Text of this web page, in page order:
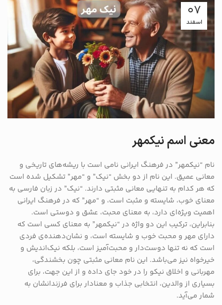
07
اسفند
معنی اسم نیکمهر
نام “نیکمهر” در فرهنگ ایرانی نامی است با ریشه‌های تاریخی و
معانی عمیق. این نام از دو بخش “نیک” و “مهر” تشکیل شده است
که هر کدام به تنهایی معانی مثبتی دارند. “نیک” در زبان فارسی به
معنای خوب، شایسته و مثبت است، و “مهر” که در فرهنگ ایرانی
اهمیت ویژه‌ای دارد، به معنای محبت، عشق و دوستی است.
بنابراین، ترکیب این دو واژه در “نیکمهر” به معنای کسی است که
دارای مهر و محبت خوب و شایسته است، و نشان‌دهنده‌ی فردی
است که نه تنها دوست‌دار و محبت‌آمیز است، بلکه نیک‌اندیش و
خیرخواه نیز می‌باشد. این نام معانی مثبتی چون بخشندگی،
مهربانی و اخلاق نیکو را در خود جای داده و از این جهت، برای
بسیاری از والدین، انتخابی جذاب و معنادار برای فرزندانشان به
شمار می‌آید.